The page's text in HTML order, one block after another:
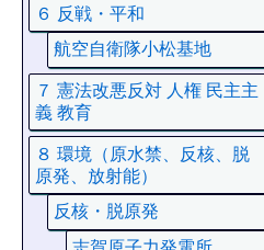
６ 反戦・平和
航空自衛隊小松基地
７ 憲法改悪反対 人権 民主主
義 教育
８ 環境（原水禁、反核、脱
原発、放射能）
反核・脱原発